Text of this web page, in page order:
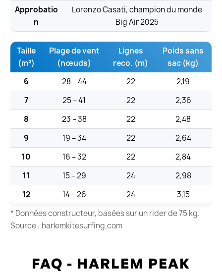
Approbatio
n
Lorenzo Casati, champion du monde
Big Air 2025
Taille
(m²)
Plage de vent
(nœuds)
Lignes
reco. (m)
Poids sans
sac (kg)
6
28 – 44 22
2,19
7
25 – 41 22
2,36
8
23 – 38 22
2,48
9
19 – 34 22
2,64
10
16 – 32 22
2,84
11
15 – 29 24
2,98
12
14 – 26 24
3,15
* Données constructeur, basées sur un rider de 75 kg.
Source : harlemkitesurfing.com
FAQ - HARLEM PEAK